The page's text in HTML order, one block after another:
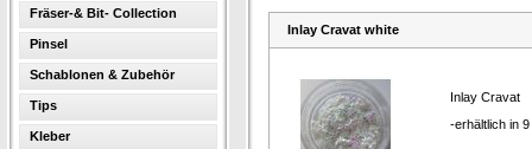
Fräser-& Bit- Collection
Pinsel
Schablonen & Zubehör
Tips
Kleber
Inlay Cravat white
Inlay Cravat
-erhältlich in